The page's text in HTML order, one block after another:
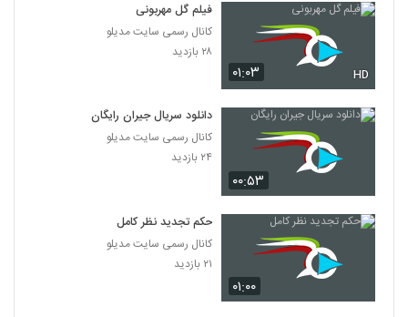
10
دانلود فیلم بیتابی بیتا
۵,۸۵۷ بازدید
دانلود فیلم سیانور با لینک مستقیم و کیفیت
13
دانلود فیلم پله آخر
۱,۸۲۲ بازدید
دانلود فیلم امروز با کیفیت عالی
۱,۳۲۵ بازدید
۰۱:۰۳ HD
فیلم گل مهربونی
کانال رسمی سایت مدیلو
۲۸ بازدید
۰۰:۵۳
دانلود سریال جیران رایگان
کانال رسمی سایت مدیلو
۲۴ بازدید
۰۱:۰۰
حکم تجدید نظر کامل
کانال رسمی سایت مدیلو
۲۱ بازدید